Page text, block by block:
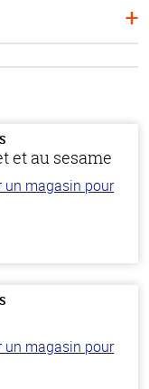
et au sesame
un magasin pour
un magasin pour